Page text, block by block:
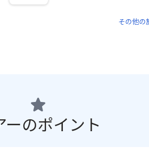
その他の
ーのポイント